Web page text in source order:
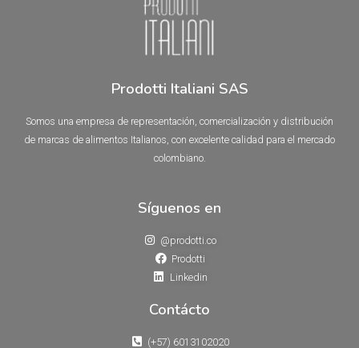
Prodotti Italiani SAS
Somos una empresa de representación, comercialización y distribución
de marcas de alimentos Italianos, con excelente calidad para el mercado
colombiano.
Síguenos en
@prodotti.co
Prodotti
Linkedin
Contácto
(+57) 6013102020